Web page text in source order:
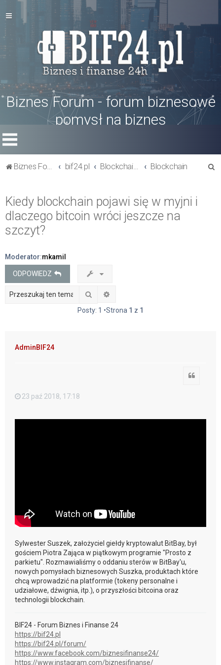
Biznes Forum - forum biznesowe
pomysł na biznes
Biznes Forum bif24.pl Blockchain i kryptowaluty Blockchain
Kiedy blockchain pojawi się w myjni i
dlaczego bitcoin wróci jeszcze na
szczyt?
Moderator:mkamil
ODPOWIEDZ
Szukaj
Posty: 1 •Strona 1 z 1
AdminBIF24
23 paź 2018, 17:18
Sylwester Suszek, założyciel giełdy kryptowalut BitBay, był
gościem Piotra Zająca w piątkowym programie "Prosto z
parkietu". Rozmawialiśmy o oddaniu sterów w BitBay'u,
nowych pomysłach biznesowych Suszka, produktach które
chcą wprowadzić na platformie (tokeny personalne i
udziałowe, dźwignia, itp.), o przyszłości bitcoina oraz
technologii blockchain.
BIF24 - Forum Biznes i Finanse 24
https://bif24.pl
https://bif24.pl/forum/
https://www.facebook.com/biznesifinanse24/
https://www.instagram.com/biznesifinanse/